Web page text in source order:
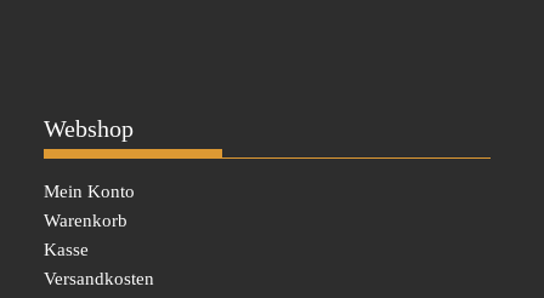
Webshop
Mein Konto
Warenkorb
Kasse
Versandkosten